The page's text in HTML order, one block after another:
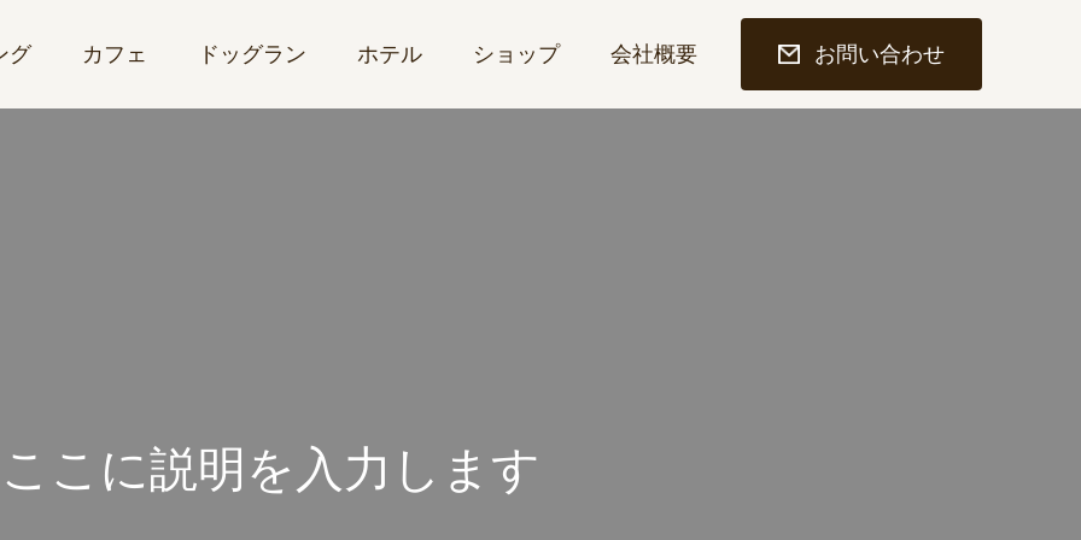
グ カフェ ドッグラン ホテル ショップ 会社概要 お問い合わせ
こに説明を入力し ます。